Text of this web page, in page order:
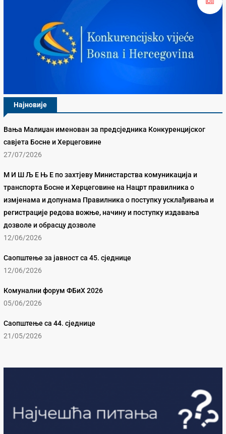
Најновије
Вања Малиџан именован за предсједника Конкуренцијског
савјета Босне и Херцеговине
27/07/2026
М И Ш Љ Е Њ Е по захтјеву Министарства комуникација и
транспорта Босне и Херцеговине на Нацрт правилника о
измјенама и допунама Правилника о поступку усклађивања и
регистрације редова вожње, начину и поступку издавања
дозволе и обрасцу дозволе
12/06/2026
Саопштење за јавност са 45. сједнице
12/06/2026
Комунални форум ФБиХ 2026
05/06/2026
Саопштење са 44. сједнице
21/05/2026